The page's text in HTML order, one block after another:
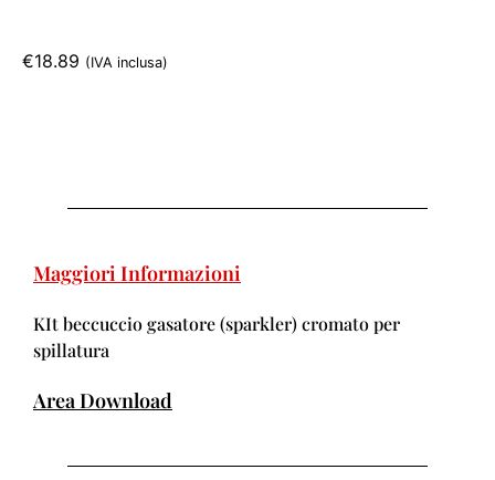
€18.89 (IVA inclusa)
Maggiori Informazioni
KIt beccuccio gasatore (sparkler) cromato per
spillatura
Area Download